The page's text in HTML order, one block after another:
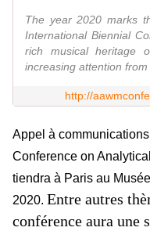
The year 2020 marks
International Biennial
rich musical heritage
increasing attention from
http://
Appel à
Conference on
tiendra à Paris au
2020. Entre autres
conférence aura une